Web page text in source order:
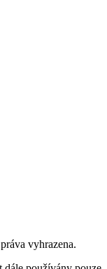
vyhrazena.